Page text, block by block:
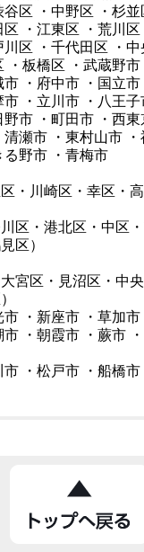
谷区 ・中野区 ・杉並
区 ・江東区 ・荒川区
川区 ・千代田区 ・
・板橋区 ・武蔵野市
市 ・府中市 ・国立市
市 ・立川市 ・八王
野市 ・町田市 ・西
清瀬市 ・東村山市
る野市
・青梅市
区・川崎区・幸区・
川区・港北区・中区
区）
大宮区・見沼区・中
市 ・新座市 ・草加市
市 ・朝霞市 ・蕨市
市 ・松戸市 ・船橋市